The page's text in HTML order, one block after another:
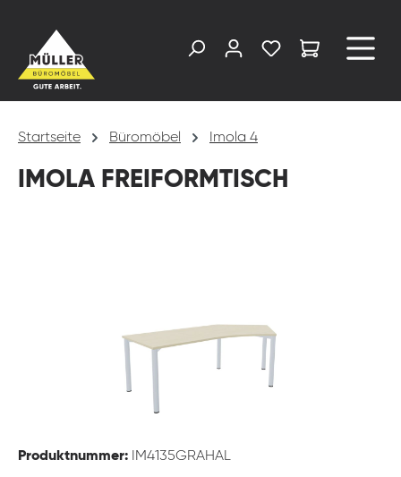
Startseite Büromöbel Imola 4
IMOLA FREIFORMTISCH
Produktnummer: IM4135GRAHAL